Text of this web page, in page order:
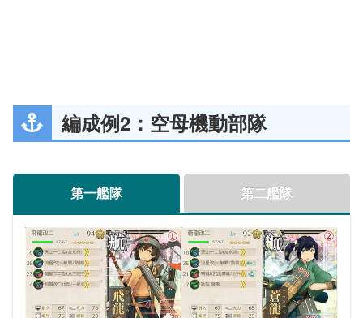
※高速統一
編成例2：空母機動部隊
第一艦隊 第二艦隊